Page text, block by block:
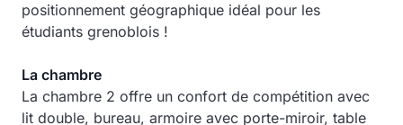
positionnement géographique idéal pour les
étudiants grenoblois !
La chambre
La chambre 2 offre un confort de compétition avec
lit double, bureau, armoire avec porte-miroir, table